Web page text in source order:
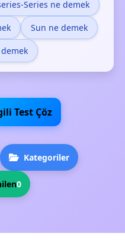
Series ne demek
Sun ne demek
Test Çöz
Kategoriler
0